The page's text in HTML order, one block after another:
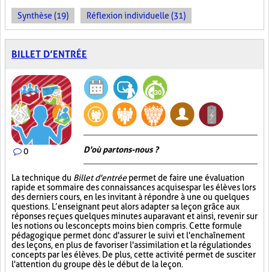
Synthèse (19) Réflexion individuelle (31)
BILLET D’ENTRÉE
0 D'où partons-nous ?
La technique du Billet d'entréepermet de faire une évaluation
rapide et sommaire des connaissances acquises par les élèves lors
des derniers cours, en les invitant à répondre à une ou quelques
questions. L’enseignant peut alors adapter sa leçon grâce aux
réponses reçues quelques minutes auparavant et ainsi, revenir sur
les notions ou les concepts moins bien compris. Cette formule
pédagogique permet donc d'assurer le suivi et l'enchaînement
des leçons, en plus de favoriser l'assimilation et la régulation des
concepts par les élèves. De plus, cette activité permet de susciter
l'attention du groupe dès le début de la leçon.